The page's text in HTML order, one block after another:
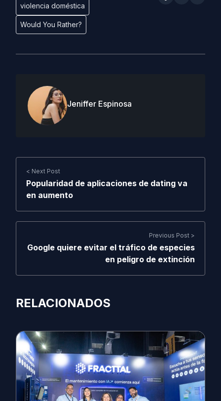
violencia doméstica
Would You Rather?
Jeniffer Espinosa
< Next Post
Popularidad de aplicaciones de dating va
en aumento
Previous Post >
Google quiere evitar el tráfico de especies
en peligro de extinción
RELACIONADOS